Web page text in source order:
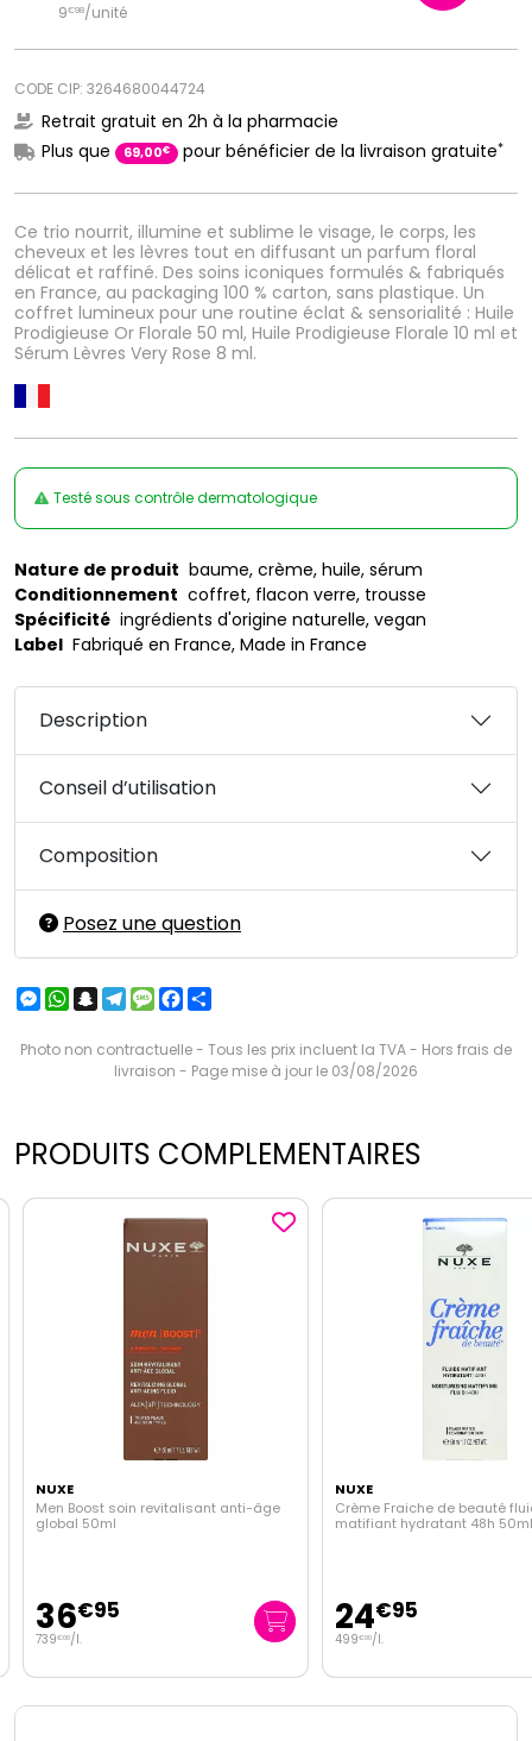
Ce trio nourrit, illumine et sublime le visage, le corps, les
cheveux et les lèvres tout en diffusant un parfum floral
délicat et raffiné. Des soins iconiques formulés & fabriqués
en France, au packaging 100 % carton, sans plastique. Un
coffret lumineux pour une routine éclat & sensorialité : Huile
Prodigieuse Or Florale 50 ml, Huile Prodigieuse Florale 10 ml et
Sérum Lèvres Very Rose 8 ml.
9€98/unité
CODE CIP: 3264680044724
Retrait gratuit en 2h à la pharmacie
Plus que
69,00€ pour bénéficier de la livraison gratuite*
Testé sous contrôle dermatologique
Nature de produit baume, crème, huile, sérum
Conditionnement coffret, flacon verre, trousse
Spécificité ingrédients d'origine naturelle, vegan
Label Fabriqué en France, Made in France
Description
Conseil d’utilisation
Composition
Posez une question
Messenger
WhatsApp
Snapchat
Telegram
MessageFacebook
Photo non contractuelle - Tous les prix incluent la TVA - Hors frais de
livraison - Page mise à jour le 03/08/2026
PRODUITS COMPLEMENTAIRES
NUXE
Men Boost soin revitalisant anti-âge
global 50ml
36€95
739€00/l.
NUXE
Crème Fraiche de beauté
matifiant hydratant 48h 50ml
24€95
499€00/l.